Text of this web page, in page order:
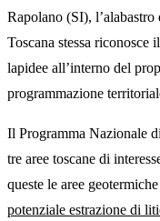
Rapolano (SI),
Toscana stessa riconosce
lapidee all’interno del
programmazione
Il Programma Nazionale
tre aree toscane di
queste le aree
potenziale estrazione di